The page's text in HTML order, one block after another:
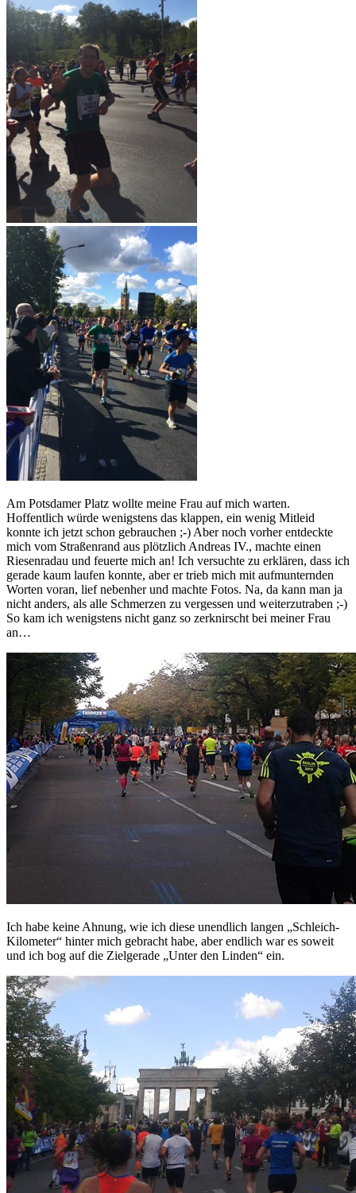
Am Potsdamer Platz wollte meine Frau auf mich warten.
Hoffentlich würde wenigstens das klappen, ein wenig Mitleid
konnte ich jetzt schon gebrauchen ;-) Aber noch vorher entdeckte
mich vom Straßenrand aus plötzlich Andreas IV., machte einen
Riesenradau und feuerte mich an! Ich versuchte zu erklären, dass ich
gerade kaum laufen konnte, aber er trieb mich mit aufmunternden
Worten voran, lief nebenher und machte Fotos. Na, da kann man ja
nicht anders, als alle Schmerzen zu vergessen und weiterzutraben ;-)
So kam ich wenigstens nicht ganz so zerknirscht bei meiner Frau
an…
Ich habe keine Ahnung, wie ich diese unendlich langen „Schleich-
Kilometer“ hinter mich gebracht habe, aber endlich war es soweit
und ich bog auf die Zielgerade „Unter den Linden“ ein.